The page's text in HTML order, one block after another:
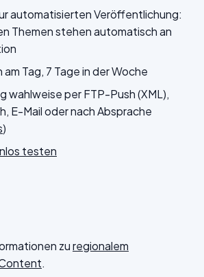
automatisierten Veröffentlichung:
Themen stehen automatisch an
Tag, 7 Tage in der Woche
wahlweise per FTP-Push (XML),
E-Mail oder nach Absprache
)
testen
zuregionalem
.